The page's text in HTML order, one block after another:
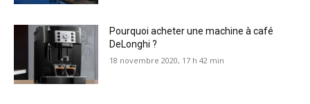
Pourquoi acheter une machine à café
DeLonghi ?
18 novembre 2020, 17 h 42 min